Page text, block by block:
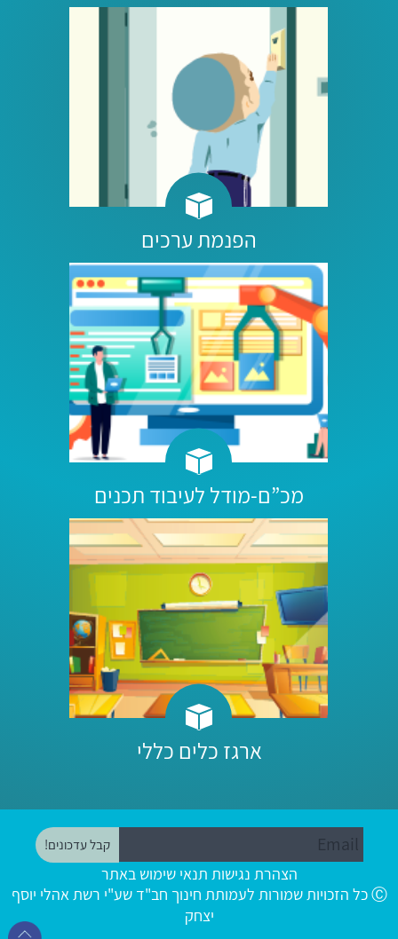
הפנמת ערכים
מכ”ם-מודל לעיבוד תכנים
ארגז כלים כללי
הצהרת נגישות תנאי שימוש באתר
Ⓒ כל הזכויות שמורות לעמותת חינוך חב"ד שע"י רשת אהלי יוסף
יצחק